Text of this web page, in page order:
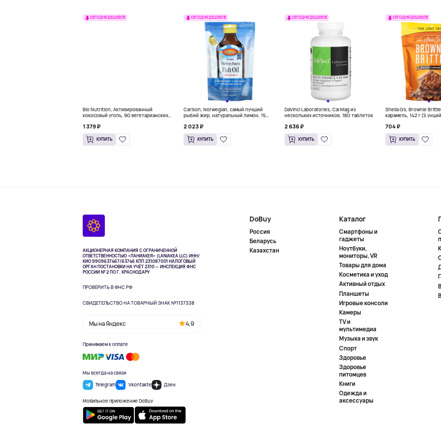
СЕГОДНЯ ДЕШЕВЛЕ
Bio Nutrition, Активированный
кокосовый уголь, 90 вегетарианских
1 379 ₽
КУПИТЬ
СЕГОДНЯ ДЕШЕВЛЕ
Carlson, Norwegian, самый лучший
рыбий жир, натуральный лимон, 15
2 023 ₽
КУПИТЬ
СЕГОДНЯ ДЕШЕВЛЕ
DaVinci Laboratories, Cal Mag из
нескольких источников, 180 таблеток
2 636 ₽
КУПИТЬ
СЕГОДНЯ ДЕШЕВЛЕ
Sheila G's, Brownie
карамель, 142 г (5
704 ₽
КУПИТЬ
АКЦИОНЕРНАЯ КОМПАНИЯ С ОГРАНИЧЕННОЙ
ОТВЕТСТВЕННОСТЬЮ «ЛАНИАКЕЯ» (LANIAKEA LLC) ИНН/
КИО 9909637467/63746 КПП 231087001НАЛОГОВЫЙ
ОРГАН ПОСТАНОВКИ НА УЧЁТ 2310 — ИНСПЕКЦИЯ ФНС
РОССИИ № 2 ПО Г. КРАСНОДАРУ
ПРОВЕРИТЬ В ФНС РФ
СВИДЕТЕЛЬСТВО НА ТОВАРНЫЙ ЗНАК №1137338
Мы на Яндекс 4,9
Принимаем к оплате
Мы всегда на связи
Telegram
Vkontakte Дзен
Мобильное приложение DoBuy
DoBuy
Россия
Беларусь
Казахстан
Каталог
Смартфоны и
гаджеты
Ноутбуки,
мониторы, VR
Товары для дома
Косметика и уход
Активный отдых
Планшеты
Игровые консоли
Камеры
TV и
мультимедиа
Музыка и звук
Спорт
Здоровье
Здоровье
питомцев
Книги
Одежда и
аксессуары